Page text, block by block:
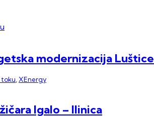
modernizacija Luštice
toku, XEnergy
Igalo – Ilinica